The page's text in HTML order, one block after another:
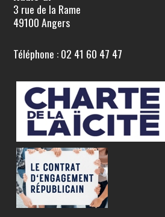
3 rue de la Rame
49100 Angers
Téléphone : 02 41 60 47 47